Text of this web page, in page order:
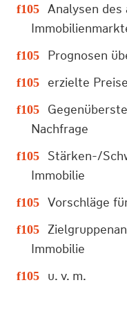
Analysen
Prognosen
erzielte
Nachfrage
Stärken-/
Immobilie
Vorschläge
Immobilie
u. v. m.